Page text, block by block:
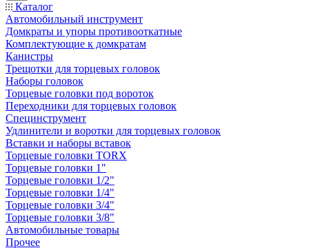
Каталог
Автомобильный инструмент
Домкраты и упоры противооткатные
Комплектующие к домкратам
Канистры
Трещотки для торцевых головок
Наборы головок
Торцевые головки под вороток
Переходники для торцевых головок
Специнструмент
Удлинители и воротки для торцевых головок
Вставки и наборы вставок
Торцевые головки TORX
Торцевые головки 1"
Торцевые головки 1/2"
Торцевые головки 1/4"
Торцевые головки 3/4"
Торцевые головки 3/8"
Автомобильные товары
Прочее